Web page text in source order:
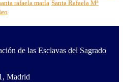
rafaela maría Santa Rafaela Mª
de las Esclavas del Sagrado
Madrid